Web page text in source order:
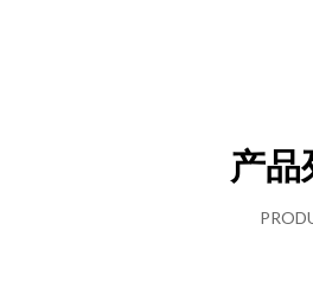
产品